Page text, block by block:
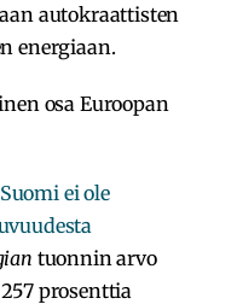
autokraattisten
energiaan.
osa Euroopan
Suomi ei ole
tuonnin arvo
prosenttia